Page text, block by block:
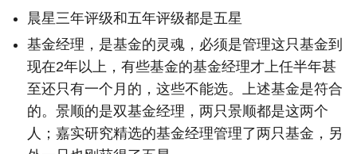
晨星三年评级和五年评级都是五星
基金经理，是基金的灵魂，必须是管理这只基金到
现在2年以上，有些基金的基金经理才上任半年甚
至还只有一个月的，这些不能选。上述基金是符合
的。景顺的是双基金经理，两只景顺都是这两个
人；嘉实研究精选的基金经理管理了两只基金，另